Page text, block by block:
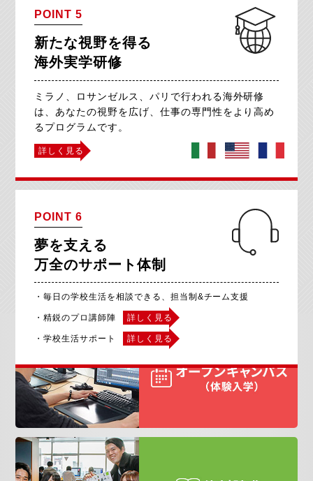
POINT 5
新たな視野を得る
海外実学研修
ミラノ、ロサンゼルス、パリで行われる海外研修
は、 あなたの視野を広げ、仕事の専門性をより高め
るプログラムです。
詳しく見る
POINT 6
夢を支える
万全のサポート体制
・毎日の学校生活を相談できる、担当制&チーム支援
・精鋭のプロ講師陣 詳しく見る
・学校生活サポート 詳しく見る